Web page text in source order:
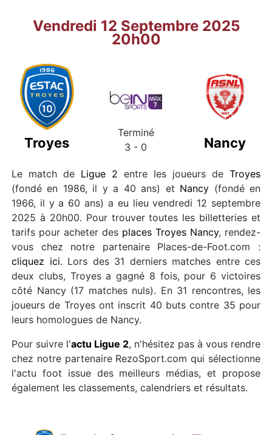
Vendredi 12 Septembre 2025
20h00
Troyes
Terminé
3 - 0
Nancy
Le match de Ligue 2 entre les joueurs de Troyes
(fondé en 1986, il y a 40 ans) et Nancy (fondé en
1966, il y a 60 ans) a eu lieu vendredi 12 septembre
2025 à 20h00. Pour trouver toutes les billetteries et
tarifs pour acheter des places Troyes Nancy, rendez-
vous chez notre partenaire Places-de-Foot.com :
cliquez ici. Lors des 31 derniers matches entre ces
deux clubs, Troyes a gagné 8 fois, pour 6 victoires
côté Nancy (17 matches nuls). En 31 rencontres, les
joueurs de Troyes ont inscrit 40 buts contre 35 pour
leurs homologues de Nancy.
Pour suivre l'actu Ligue 2, n'hésitez pas à vous rendre
chez notre partenaire RezoSport.com qui sélectionne
l'actu foot issue des meilleurs médias, et propose
également les classements, calendriers et résultats.